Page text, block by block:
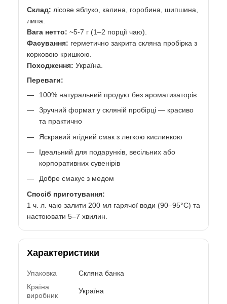
Склад: лісове яблуко, калина, горобина, шипшина,
липа.
Вага нетто: ~5-7 г (1–2 порції чаю).
Фасування: герметично закрита скляна пробірка з
корковою кришкою.
Походження: Україна.
Переваги:
100% натуральний продукт без ароматизаторів
Зручний формат у скляній пробірці — красиво
та практично
Яскравий ягідний смак з легкою кислинкою
Ідеальний для подарунків, весільних або
корпоративних сувенірів
Добре смакує з медом
Спосіб приготування:
1 ч. л. чаю залити 200 мл гарячої води (90–95°C) та
настоювати 5–7 хвилин.
Характеристики
Упаковка
Скляна банка
Країна
виробник
Україна